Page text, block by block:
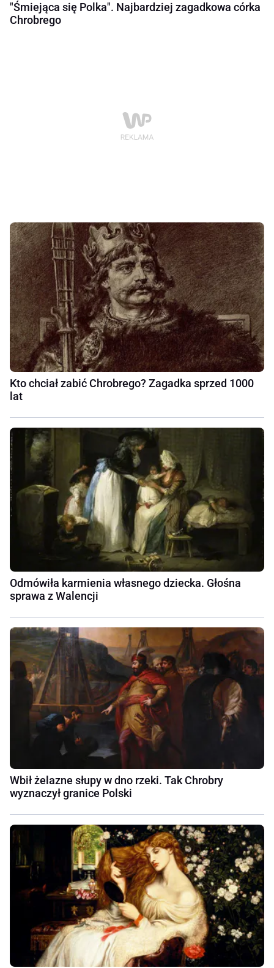
"Śmiejąca się Polka". Najbardziej zagadkowa córka
Chrobrego
Kto chciał zabić Chrobrego? Zagadka sprzed 1000
lat
Odmówiła karmienia własnego dziecka. Głośna
sprawa z Walencji
Wbił żelazne słupy w dno rzeki. Tak Chrobry
wyznaczył granice Polski